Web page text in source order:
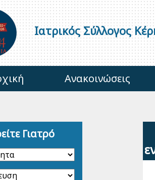
Ιατρικός Σύλλογος
Ανακοινώσεις
Γιατρό